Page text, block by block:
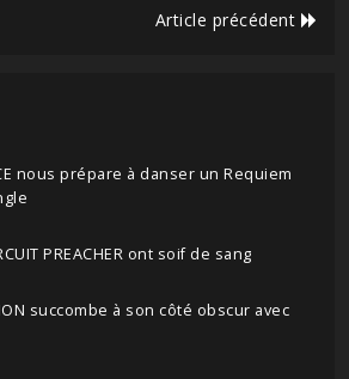
Article précédent
nous prépare à danser un Requiem
PREACHER ont soif de sang
succombe à son côté obscur avec